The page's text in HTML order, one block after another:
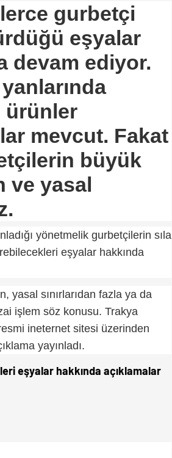
gurbetçi
eşyalar
devam ediyor.
ürünler
mevcut. Fakat
büyük
ve yasal
yönetmelik gurbetçilerin sıla
eşyalar hakkında
yasal sınırlarıdan fazla ya da
işlem söz konusu. Trakya
ineternet sitesi üzerinden
yayınladı.
eşyalar hakkında açıklamalar